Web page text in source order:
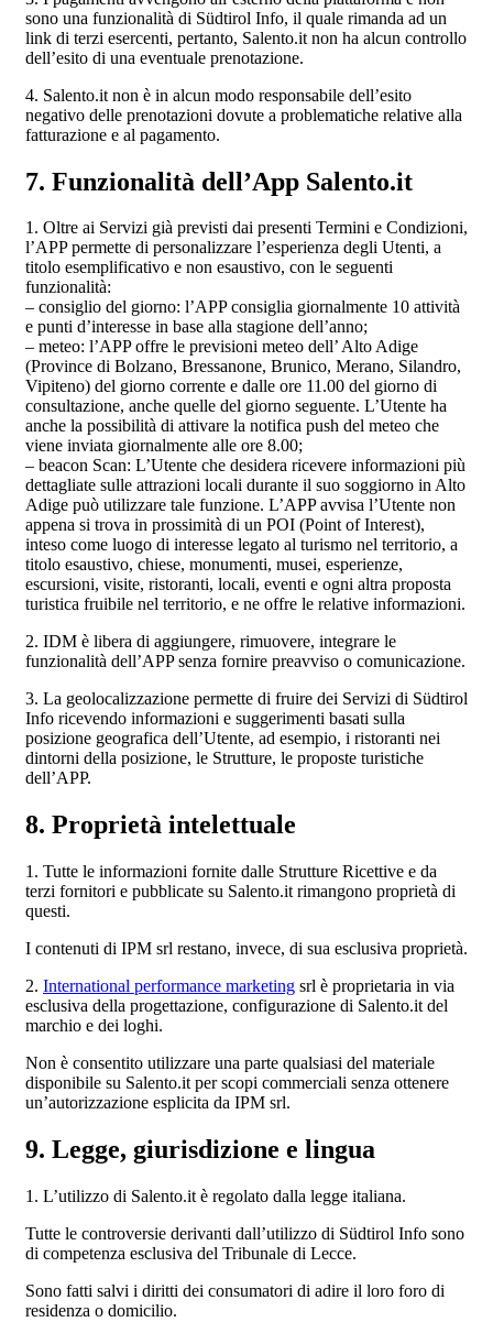
sono una funzionalità di Südtirol Info, il quale rimanda ad un
link di terzi esercenti, pertanto, Salento.it non ha alcun controllo
dell’esito di una eventuale prenotazione.
4. Salento.it non è in alcun modo responsabile dell’esito
negativo delle prenotazioni dovute a problematiche relative alla
fatturazione e al pagamento.
7. Funzionalità dell’App Salento.it
1. Oltre ai Servizi già previsti dai presenti Termini e Condizioni,
l’APP permette di personalizzare l’esperienza degli Utenti, a
titolo esemplificativo e non esaustivo, con le seguenti
funzionalità:
– consiglio del giorno: l’APP consiglia giornalmente 10 attività
e punti d’interesse in base alla stagione dell’anno;
– meteo: l’APP offre le previsioni meteo dell’ Alto Adige
(Province di Bolzano, Bressanone, Brunico, Merano, Silandro,
Vipiteno) del giorno corrente e dalle ore 11.00 del giorno di
consultazione, anche quelle del giorno seguente. L’Utente ha
anche la possibilità di attivare la notifica push del meteo che
viene inviata giornalmente alle ore 8.00;
– beacon Scan: L’Utente che desidera ricevere informazioni più
dettagliate sulle attrazioni locali durante il suo soggiorno in Alto
Adige può utilizzare tale funzione. L’APP avvisa l’Utente non
appena si trova in prossimità di un POI (Point of Interest),
inteso come luogo di interesse legato al turismo nel territorio, a
titolo esaustivo, chiese, monumenti, musei, esperienze,
escursioni, visite, ristoranti, locali, eventi e ogni altra proposta
turistica fruibile nel territorio, e ne offre le relative informazioni.
2. IDM è libera di aggiungere, rimuovere, integrare le
funzionalità dell’APP senza fornire preavviso o comunicazione.
3. La geolocalizzazione permette di fruire dei Servizi di Südtirol
Info ricevendo informazioni e suggerimenti basati sulla
posizione geografica dell’Utente, ad esempio, i ristoranti nei
dintorni della posizione, le Strutture, le proposte turistiche
dell’APP.
8. Proprietà intelettuale
1. Tutte le informazioni fornite dalle Strutture Ricettive e da
terzi fornitori e pubblicate su Salento.it rimangono proprietà di
questi.
I contenuti di IPM srl restano, invece, di sua esclusiva proprietà.
2. International performance marketing srl è proprietaria in via
esclusiva della progettazione, configurazione di Salento.it del
marchio e dei loghi.
Non è consentito utilizzare una parte qualsiasi del materiale
disponibile su Salento.it per scopi commerciali senza ottenere
un’autorizzazione esplicita da IPM srl.
9. Legge, giurisdizione e lingua
1. L’utilizzo di Salento.it è regolato dalla legge italiana.
Tutte le controversie derivanti dall’utilizzo di Südtirol Info sono
di competenza esclusiva del Tribunale di Lecce.
Sono fatti salvi i diritti dei consumatori di adire il loro foro di
residenza o domicilio.